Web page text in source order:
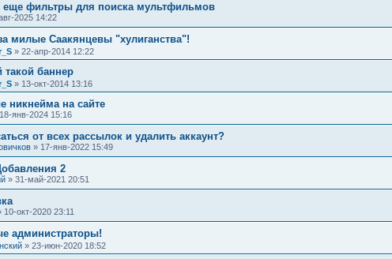
еще фильтры для поиска мультфильмов
2025 14:22
милые Саакянцевы "хулиганства"!
» 22-апр-2014 12:22
такой баннер
» 13-окт-2014 13:16
никнейма на сайте
18-янв-2024 15:16
от всех рассылок и удалить аккаунт?
» 17-янв-2022 15:49
2
» 31-май-2021 20:51
10-окт-2020 23:11
администраторы!
» 23-июн-2020 18:52